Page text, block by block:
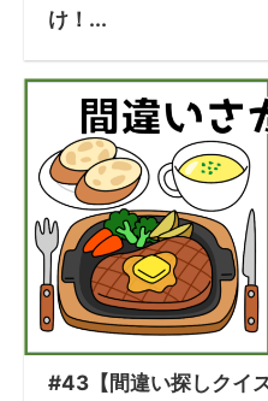
け！...
#43【間違い探しクイ